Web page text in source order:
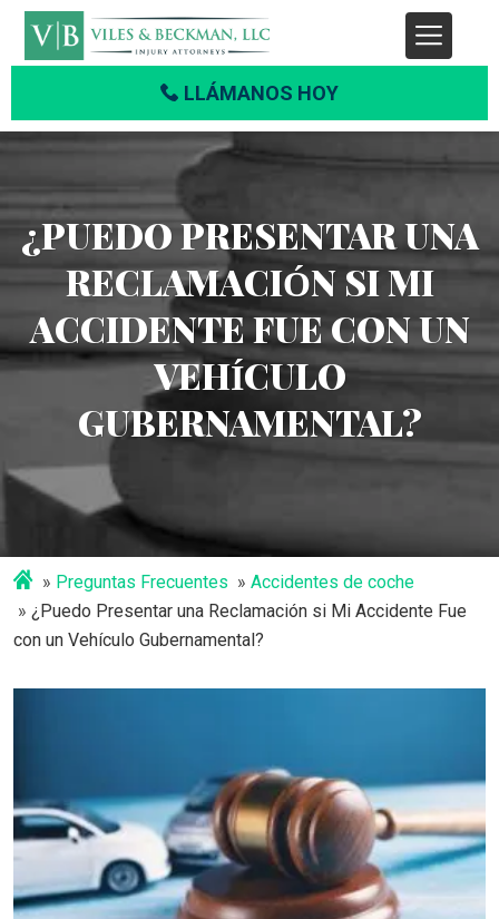
LLÁMANOS HOY
¿PUEDO PRESENTAR UNA
RECLAMACIÓN SI MI
ACCIDENTE FUE CON UN
VEHÍCULO
GUBERNAMENTAL?
Preguntas Frecuentes
Accidentes de coche
¿Puedo Presentar una Reclamación si Mi Accidente Fue
con un Vehículo Gubernamental?